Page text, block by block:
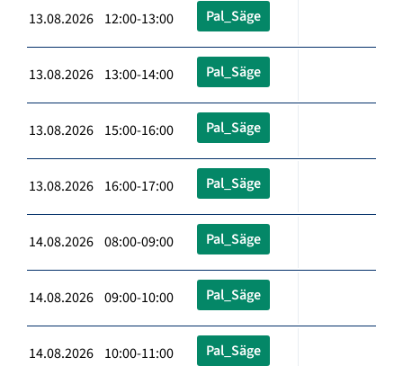
13.08.2026 12:00-13:00 Pal_Säge
13.08.2026 13:00-14:00 Pal_Säge
13.08.2026 15:00-16:00 Pal_Säge
13.08.2026 16:00-17:00 Pal_Säge
14.08.2026 08:00-09:00 Pal_Säge
14.08.2026 09:00-10:00 Pal_Säge
14.08.2026 10:00-11:00 Pal_Säge